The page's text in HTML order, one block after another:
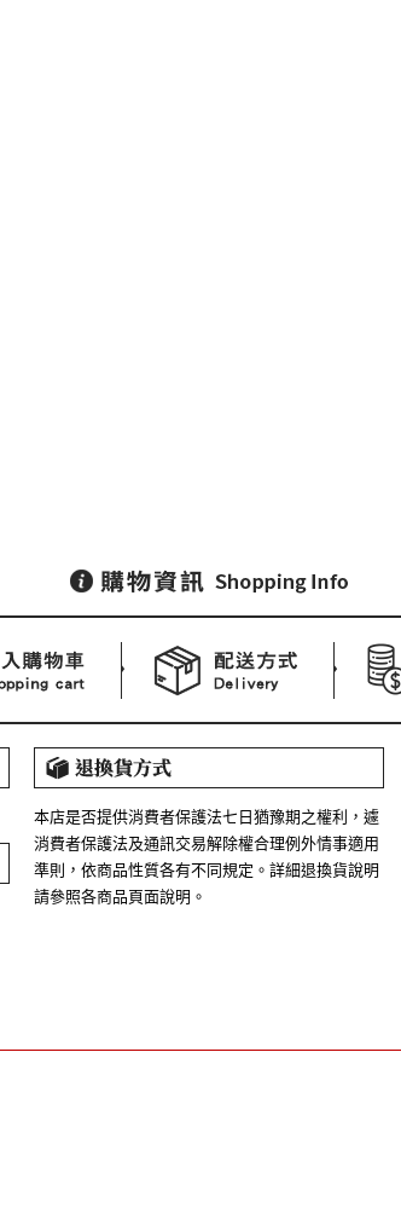
本店是否提供消費者保護法七日猶豫期之權利，遽
消費者保護法及通訊交易解除權合理例外情事適用
準則，依商品性質各有不同規定。詳細退換貨說明
請參照各商品頁面說明。